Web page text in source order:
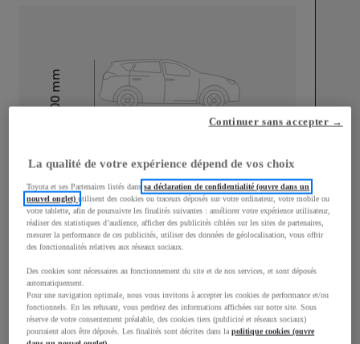
Hauteur
1 500
mm
1 745 mm
La qualité de votre expérience dépend de vos choix
Toyota et ses Partenaires listés danssa déclaration de confidentialité (ouvre dans un
nouvel onglet)utilisent des cookies ou traceurs déposés sur votre ordinateur, votre mobile ou
votre tablette, afin de poursuivre les finalités suivantes : améliorer votre expérience utilisateur,
réaliser des statistiques d’audience, afficher des publicités ciblées sur les sites de partenaires,
mesurer la performance de ces publicités, utiliser des données de géolocalisation, vous offrir
des fonctionnalités relatives aux réseaux sociaux.
Des cookies sont nécessaires au fonctionnement du site et de nos services, et sont déposés
automatiquement.
Pour une navigation optimale, nous vous invitons à accepter les cookies de performance et/ou
fonctionnels. En les refusant, vous perdriez des informations affichées sur notre site. Sous
réserve de votre consentement préalable, des cookies tiers (publicité et réseaux sociaux)
pourraient alors être déposés. Les finalités sont décrites dans lapolitique cookies (ouvre
Continuer sans accepter →